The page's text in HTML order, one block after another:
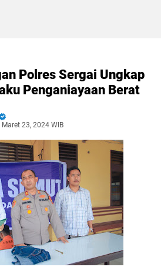
Polres Sergai Ungkap
Penganiayaan Berat
23, 2024 WIB